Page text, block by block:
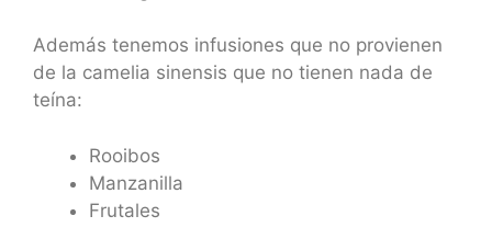
Además tenemos infusiones que no provienen
de la camelia sinensis que no tienen nada de
teína:
Rooibos
Manzanilla
Frutales